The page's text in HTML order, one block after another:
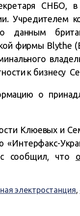
СНБО,
Учредителем
данным
фирмы Blythe
к бизнесу
о
Клюевых и
сообщил, что
электростанция,